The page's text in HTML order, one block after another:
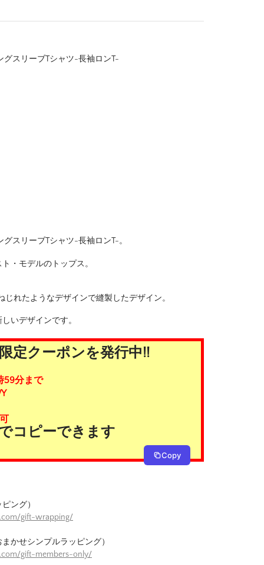
グスリーブTシャツ-長袖ロンT-
スリーブTシャツ-長袖ロンT-。
・モデルのトップス。
れたようなデザインで縫製したデザイン。
いデザインです。
定クーポンを発行中!!
59分まで
コピーできます
Copy
ング）
gift-wrapping/
かせシンプルラッピング）
gift-members-only/